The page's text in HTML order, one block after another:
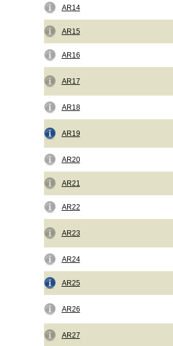
AR14
AR15
AR16
AR17
AR18
AR19
AR20
AR21
AR22
AR23
AR24
AR25
AR26
AR27